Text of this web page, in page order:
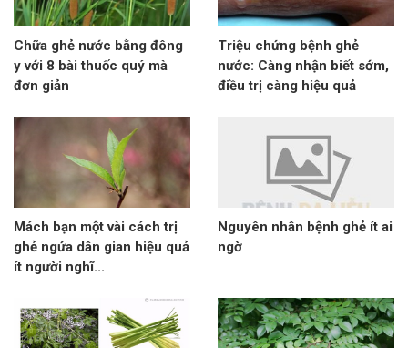
Chữa ghẻ nước bằng đông
y với 8 bài thuốc quý mà
đơn giản
Triệu chứng bệnh ghẻ
nước: Càng nhận biết sớm,
điều trị càng hiệu quả
Mách bạn một vài cách trị
ghẻ ngứa dân gian hiệu quả
ít người nghĩ...
Nguyên nhân bệnh ghẻ ít ai
ngờ